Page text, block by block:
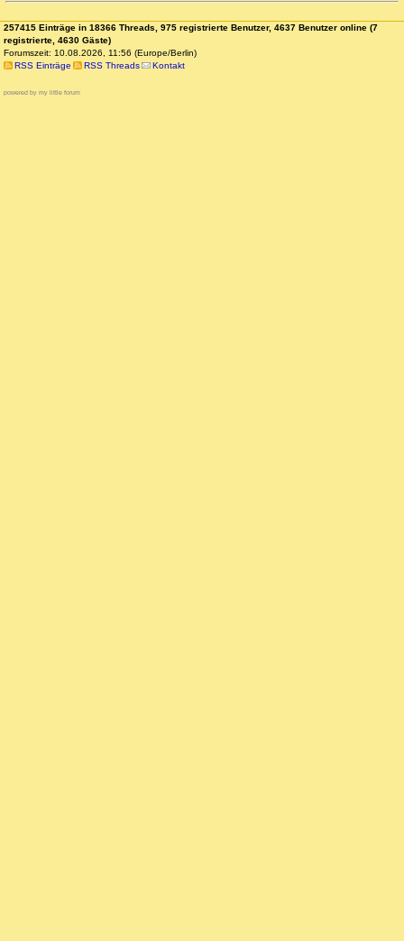
257415 Einträge in 18366 Threads, 975 registrierte Benutzer, 4637 Benutzer online (7
registrierte, 4630 Gäste)
Forumszeit: 10.08.2026, 11:56 (Europe/Berlin)
RSS Einträge
RSS Threads Kontakt
powered by my little forum